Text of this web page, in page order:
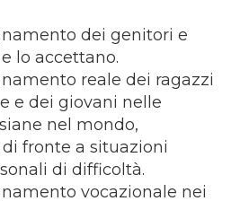
dei genitori e
lo accettano.
reale dei ragazzi
e dei giovani nelle
nel mondo,
fronte a situazioni
di difficoltà.
vocazionale nei